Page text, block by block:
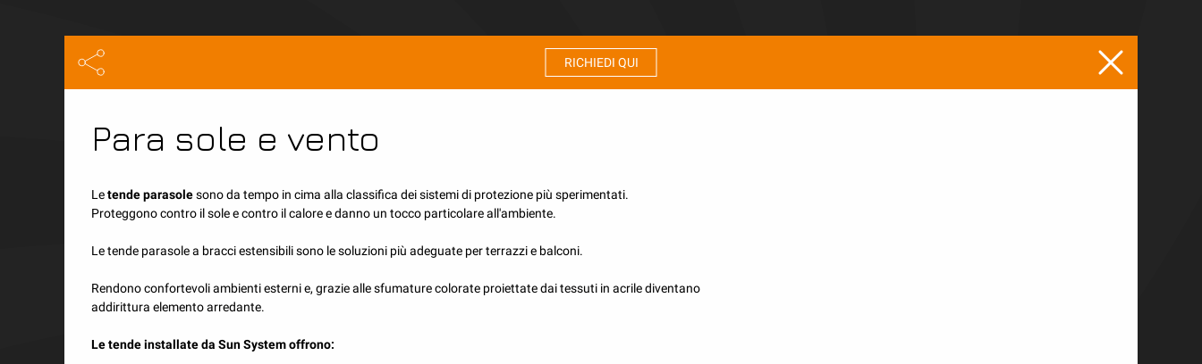
RICHIEDI QUI
Para sole e vento
Letende parasolesono da tempo in cima alla classifica dei sistemi di protezione più sperimentati.
Proteggono contro il sole e contro il calore e danno un tocco particolare all'ambiente.
Le tende parasole a bracci estensibili sono le soluzioni più adeguate per terrazzi e balconi.
Rendono confortevoli ambienti esterni e, grazie alle sfumature colorate proiettate dai tessuti in acrile diventano
addirittura elemento arredante.
Le tende installate da Sun System offrono:
Protezione solare e dalle intemperie